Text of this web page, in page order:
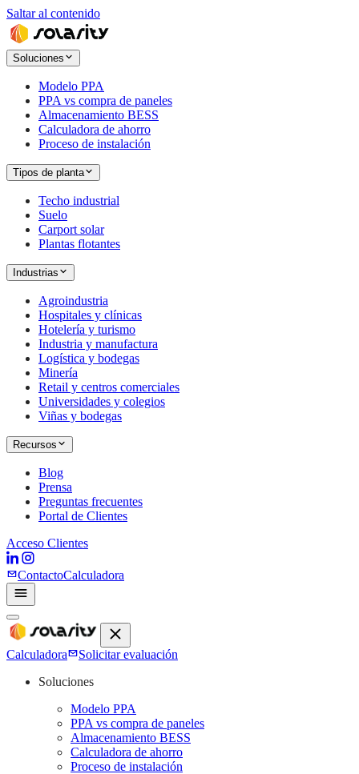
Saltar al contenido
Soluciones
Modelo PPA
PPA vs compra de paneles
Almacenamiento BESS
Calculadora de ahorro
Proceso de instalación
Tipos de planta
Techo industrial
Suelo
Carport solar
Plantas flotantes
Industrias
Agroindustria
Hospitales y clínicas
Hotelería y turismo
Industria y manufactura
Logística y bodegas
Minería
Retail y centros comerciales
Universidades y colegios
Viñas y bodegas
Recursos
Blog
Prensa
Preguntas frecuentes
Portal de Clientes
Acceso Clientes
ContactoCalculadora
Calculadora
Solicitar evaluación
Soluciones
Modelo PPA
PPA vs compra de paneles
Almacenamiento BESS
Calculadora de ahorro
Proceso de instalación